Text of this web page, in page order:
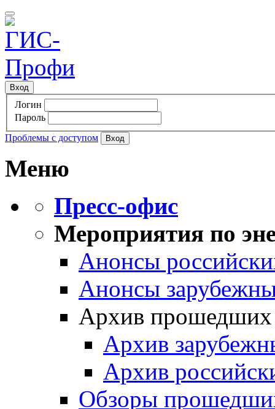
Вход
Логин
Пароль
Проблемы с доступом
Меню
Пресс-офис
Мероприятия по
Анонсы
Анонсы
Архив прошедших
Архив
Архив
Обзоры